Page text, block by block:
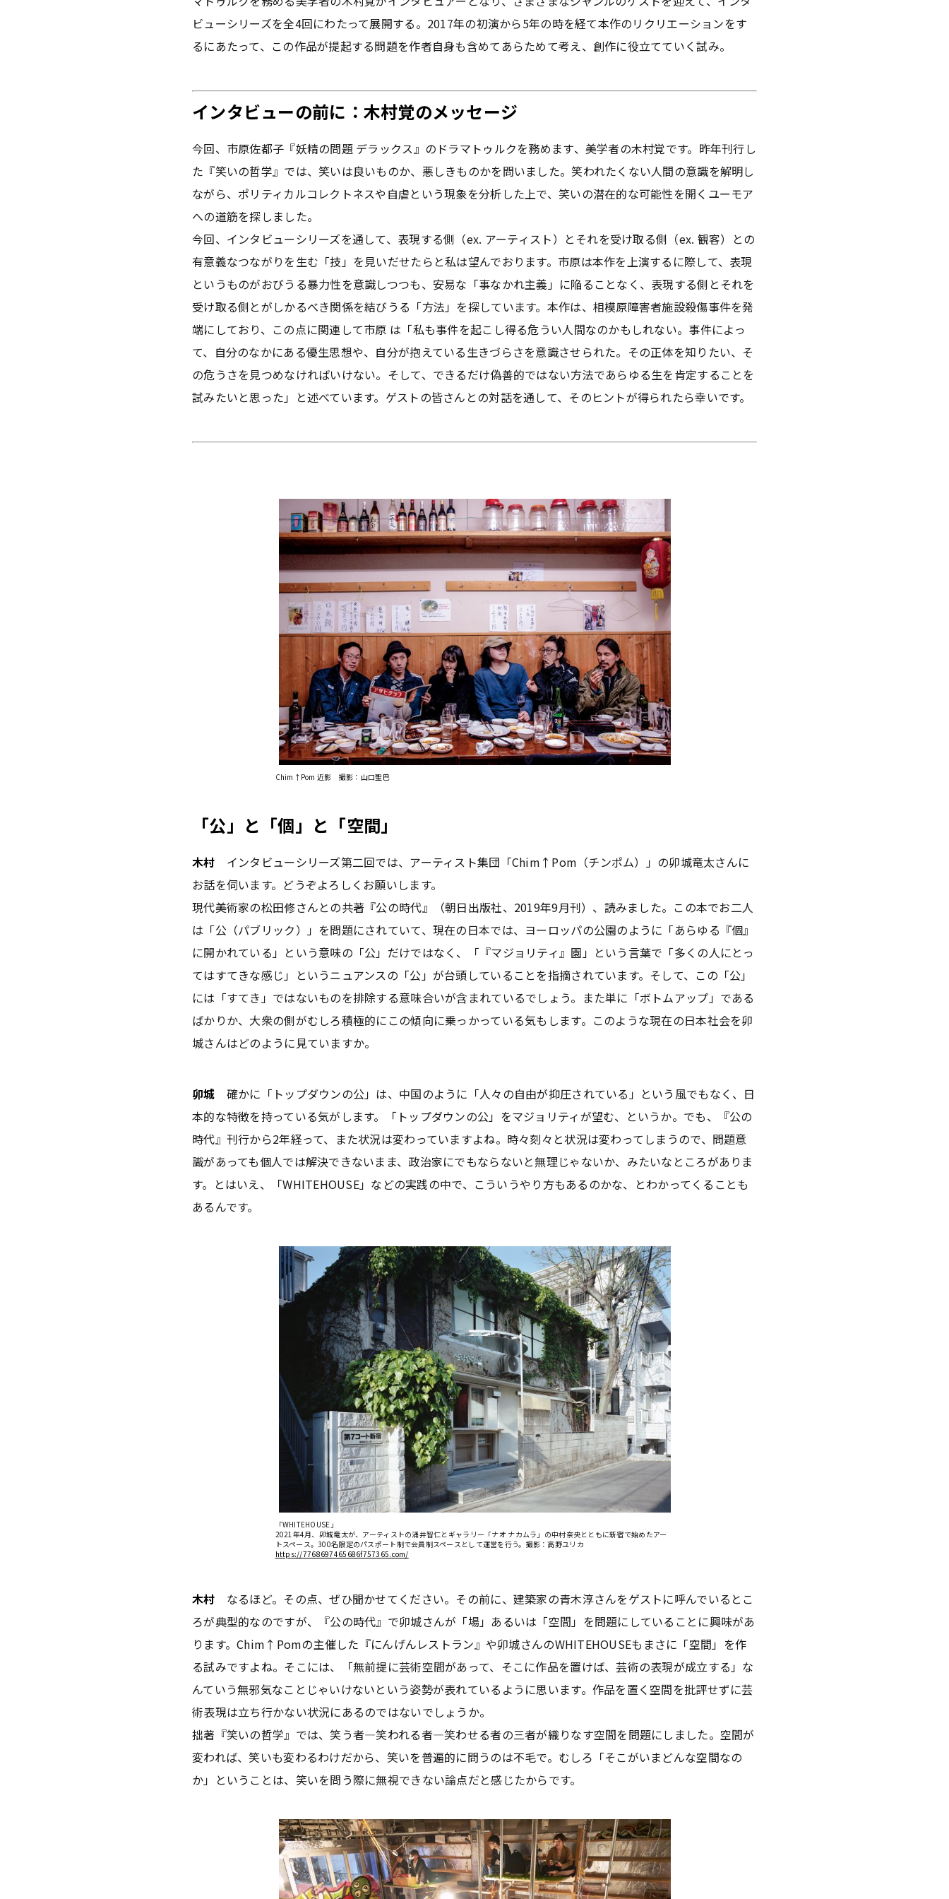
ビューシリーズを全4回にわたって展開する。2017年の初演から5年の時を経て本作のリクリエーションをす
るにあたって、この作品が提起する問題を作者自身も含めてあらためて考え、創作に役立てていく試み。
インタビューの前に：木村覚のメッセージ
今回、市原佐都子『妖精の問題 デラックス』のドラマトゥルクを務めます、美学者の木村覚です。昨年刊行し
た『笑いの哲学』では、笑いは良いものか、悪しきものかを問いました。笑われたくない人間の意識を解明し
ながら、ポリティカルコレクトネスや自虐という現象を分析した上で、笑いの潜在的な可能性を開くユーモア
への道筋を探しました。
今回、インタビューシリーズを通して、表現する側（ex. アーティスト）とそれを受け取る側（ex. 観客）との
有意義なつながりを生む「技」を見いだせたらと私は望んでおります。市原は本作を上演するに際して、表現
というものがおびうる暴力性を意識しつつも、安易な「事なかれ主義」に陥ることなく、表現する側とそれを
受け取る側とがしかるべき関係を結びうる「方法」を探しています。本作は、相模原障害者施設殺傷事件を発
端にしており、この点に関連して市原 は「私も事件を起こし得る危うい人間なのかもしれない。事件によっ
て、自分のなかにある優生思想や、自分が抱えている生きづらさを意識させられた。その正体を知りたい、そ
の危うさを見つめなければいけない。そして、できるだけ偽善的ではない方法であらゆる生を肯定することを
試みたいと思った」と述べています。ゲストの皆さんとの対話を通して、そのヒントが得られたら幸いです。
Chim↑Pom 近影 撮影：山口聖巴
「公」と「個」と「空間」
木村 インタビューシリーズ第二回では、アーティスト集団「Chim↑Pom（チンポム）」の卯城竜太さんに
お話を伺います。どうぞよろしくお願いします。
現代美術家の松田修さんとの共著『公の時代』（朝日出版社、2019年9月刊）、読みました。この本でお二人
は「公（パブリック）」を問題にされていて、現在の日本では、ヨーロッパの公園のように「あらゆる『個』
に開かれている」という意味の「公」だけではなく、「『マジョリティ』園」という言葉で「多くの人にとっ
てはすてきな感じ」というニュアンスの「公」が台頭していることを指摘されています。そして、この「公」
には「すてき」ではないものを排除する意味合いが含まれているでしょう。また単に「ボトムアップ」である
ばかりか、大衆の側がむしろ積極的にこの傾向に乗っかっている気もします。このような現在の日本社会を卯
城さんはどのように見ていますか。
卯城 確かに「トップダウンの公」は、中国のように「人々の自由が抑圧されている」という風でもなく、日
本的な特徴を持っている気がします。「トップダウンの公」をマジョリティが望む、というか。でも、『公の
時代』刊行から2年経って、また状況は変わっていますよね。時々刻々と状況は変わってしまうので、問題意
識があっても個人では解決できないまま、政治家にでもならないと無理じゃないか、みたいなところがありま
す。とはいえ、「WHITEHOUSE」などの実践の中で、こういうやり方もあるのかな、とわかってくることも
あるんです。
「WHITEHOUSE」
2021年4月、卯城竜太が、アーティストの涌井智仁とギャラリー「ナオ ナカムラ」の中村奈央とともに新宿で始めたアー
トスペース。300名限定のパスポート制で会員制スペースとして運営を行う。撮影：高野ユリカ
https://7768697465686f757365.com/
木村 なるほど。その点、ぜひ聞かせてください。その前に、建築家の青木淳さんをゲストに呼んでいるとこ
ろが典型的なのですが、『公の時代』で卯城さんが「場」あるいは「空間」を問題にしていることに興味があ
ります。Chim↑Pomの主催した『にんげんレストラン』や卯城さんのWHITEHOUSEもまさに「空間」を作
る試みですよね。そこには、「無前提に芸術空間があって、そこに作品を置けば、芸術の表現が成立する」な
んていう無邪気なことじゃいけないという姿勢が表れているように思います。作品を置く空間を批評せずに芸
術表現は立ち行かない状況にあるのではないでしょうか。
拙著『笑いの哲学』では、笑う者―笑われる者―笑わせる者の三者が織りなす空間を問題にしました。空間が
変われば、笑いも変わるわけだから、笑いを普遍的に問うのは不毛で。むしろ「そこがいまどんな空間なの
か」ということは、笑いを問う際に無視できない論点だと感じたからです。